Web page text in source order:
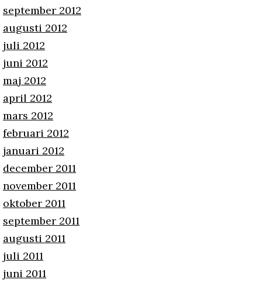
september 2012
augusti 2012
juli 2012
juni 2012
maj 2012
april 2012
mars 2012
februari 2012
januari 2012
december 2011
november 2011
oktober 2011
september 2011
augusti 2011
juli 2011
juni 2011